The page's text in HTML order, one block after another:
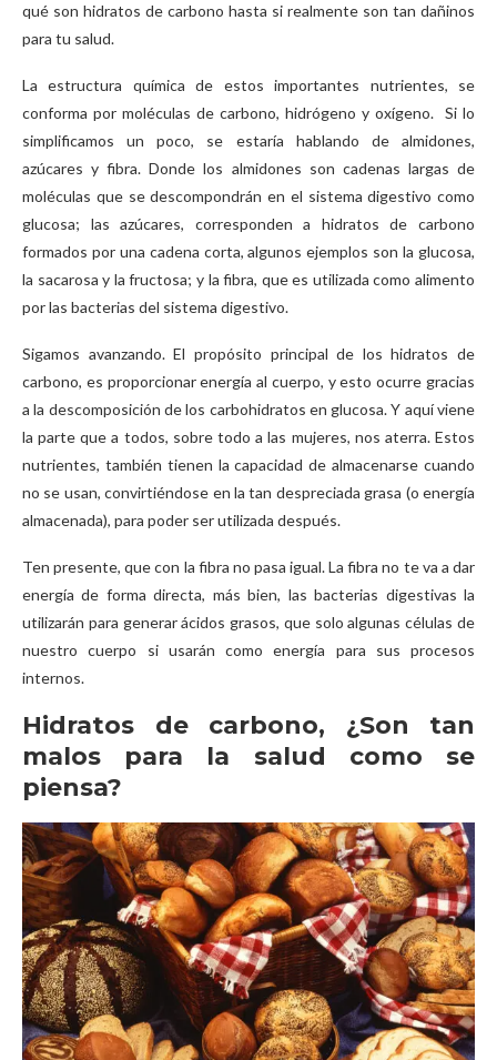
qué son hidratos de carbono hasta si realmente son tan dañinos
para tu salud.
La estructura química de estos importantes nutrientes, se
conforma por moléculas de carbono, hidrógeno y oxígeno. Si lo
simplificamos un poco, se estaría hablando de almidones,
azúcares y fibra. Donde los almidones son cadenas largas de
moléculas que se descompondrán en el sistema digestivo como
glucosa; las azúcares, corresponden a hidratos de carbono
formados por una cadena corta, algunos ejemplos son la glucosa,
la sacarosa y la fructosa; y la fibra, que es utilizada como alimento
por las bacterias del sistema digestivo.
Sigamos avanzando. El propósito principal de los hidratos de
carbono, es proporcionar energía al cuerpo, y esto ocurre gracias
a la descomposición de los carbohidratos en glucosa. Y aquí viene
la parte que a todos, sobre todo a las mujeres, nos aterra. Estos
nutrientes, también tienen la capacidad de almacenarse cuando
no se usan, convirtiéndose en la tan despreciada grasa (o energía
almacenada), para poder ser utilizada después.
Ten presente, que con la fibra no pasa igual. La fibra no te va a dar
energía de forma directa, más bien, las bacterias digestivas la
utilizarán para generar ácidos grasos, que solo algunas células de
nuestro cuerpo si usarán como energía para sus procesos
internos.
Hidratos de carbono, ¿Son tan
malos para la salud como se
piensa?